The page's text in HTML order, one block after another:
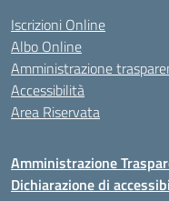
Iscrizioni Online
Albo Online
Amministrazione
Accessibilità
Area Riservata
Amministrazione
Dichiarazione di